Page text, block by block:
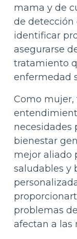
mama y de
de detección
identificar
asegurarse
tratamiento
enfermedad
Como
necesidades
bienestar
mejor aliado
saludables y
problemas
afectan a las